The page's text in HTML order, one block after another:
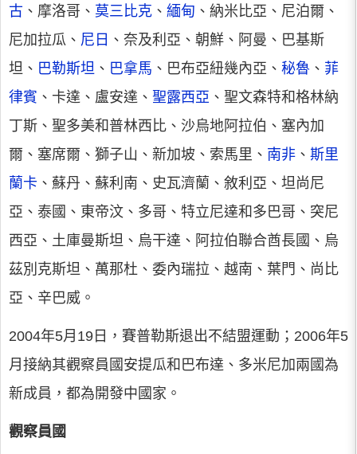
古 、摩洛哥、 莫三比克 、 緬甸 、納米比亞、尼泊爾、
尼加拉瓜、 尼日 、奈及利亞、朝鮮、阿曼、巴基斯
坦、 巴勒斯坦 、 巴拿馬 、巴布亞紐幾內亞、 秘魯 、 菲
律賓 、卡達、盧安達、 聖露西亞 、聖文森特和格林納
丁斯、聖多美和普林西比、沙烏地阿拉伯、塞內加
爾、塞席爾、獅子山、新加坡、索馬里、 南非 、 斯里
蘭卡 、蘇丹、蘇利南、史瓦濟蘭、敘利亞、坦尚尼
亞、泰國、東帝汶、多哥、特立尼達和多巴哥、突尼
西亞、土庫曼斯坦、烏干達、阿拉伯聯合酋長國、烏
茲別克斯坦、萬那杜、委內瑞拉、越南、葉門、尚比
亞、辛巴威。
2004年5月19日，賽普勒斯退出不結盟運動；2006年5
月接納其觀察員國安提瓜和巴布達、多米尼加兩國為
新成員，都為開發中國家。
觀察員國